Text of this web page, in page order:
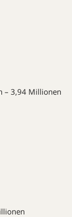
– 3,94 Millionen